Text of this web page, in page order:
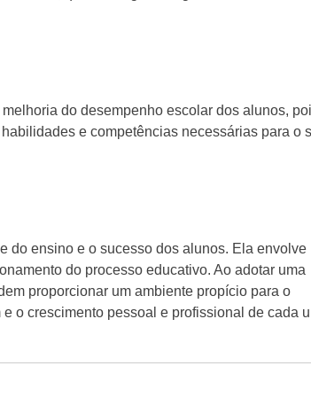
do desempenho escolar dos alunos,
e competências necessárias para o
do ensino e o sucesso dos alunos. Ela envolve
do processo educativo. Ao adotar uma
proporcionar um ambiente propício para o
o crescimento pessoal e profissional de cada